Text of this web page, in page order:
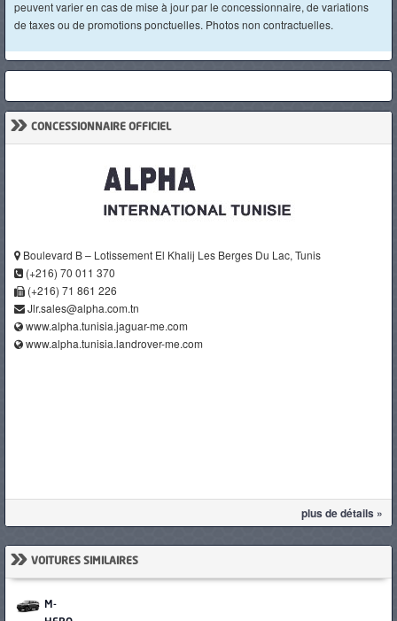
peuvent varier en cas de mise à jour par le concessionnaire, de variations
de taxes ou de promotions ponctuelles. Photos non contractuelles.
» CONCESSIONNAIRE OFFICIEL
Boulevard B – Lotissement El Khalij Les Berges Du Lac, Tunis
(+216) 70 011 370
(+216) 71 861 226
Jlr.sales@alpha.com.tn
www.alpha.tunisia.jaguar-me.com
www.alpha.tunisia.landrover-me.com
plus de détails »
» VOITURES SIMILAIRES
M-